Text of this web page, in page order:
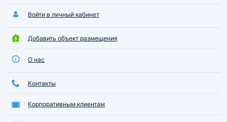
Войти в личный кабинет
Добавить объект размещения
О нас
Контакты
Корпоративным клиентам